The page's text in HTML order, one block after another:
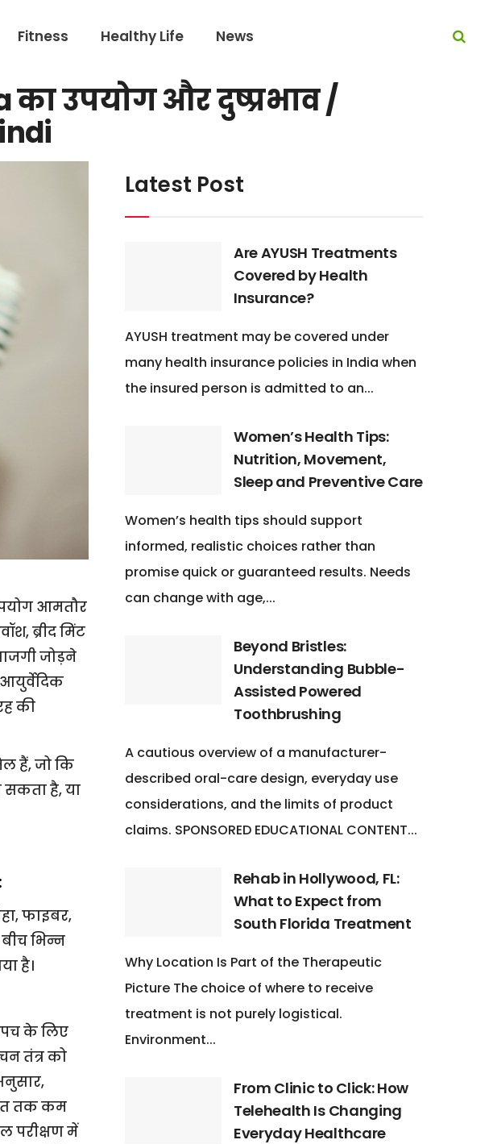
Fitness Healthy Life News
का उपयोग और दुष्प्रभाव /
आमतौर
ब्रीद मिंट
जोड़ने
आयुर्वेदिक
की
हैं, जो कि
सकता है, या
फाइबर,
भिन्न
है।
के लिए
तंत्र को
तक कम
परीक्षण में
Latest Post
Are AYUSH Treatments
Covered by Health
Insurance?
AYUSH treatment may be covered under
many health insurance policies in India when
the insured person is admitted to an...
Women’s Health Tips:
Nutrition, Movement,
Sleep and Preventive Care
Women’s health tips should support
informed, realistic choices rather than
promise quick or guaranteed results. Needs
can change with age,...
Beyond Bristles:
Understanding Bubble-
Assisted Powered
Toothbrushing
A cautious overview of a manufacturer-
described oral-care design, everyday use
considerations, and the limits of product
claims. SPONSORED EDUCATIONAL CONTENT...
Rehab in Hollywood, FL:
What to Expect from
South Florida Treatment
Why Location Is Part of the Therapeutic
Picture The choice of where to receive
treatment is not purely logistical.
Environment...
From Clinic to Click: How
Telehealth Is Changing
Everyday Healthcare